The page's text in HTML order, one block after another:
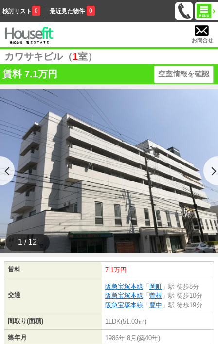
検討リスト 0 最近見た物件 0
お問合せ
カワサキビル（1室）
賃料 7.1万円 空室情報を確認
1 / 12
賃料 7.1万円
交通
阪急宝塚本線 「 岡町 」駅 徒歩8分
阪急宝塚本線 「 曽根 」駅 徒歩10分
阪急宝塚本線 「 豊中 」駅 徒歩19分
間取り(面積) 1LDK(51.03㎡)
築年月 1986年 8月(築40年)